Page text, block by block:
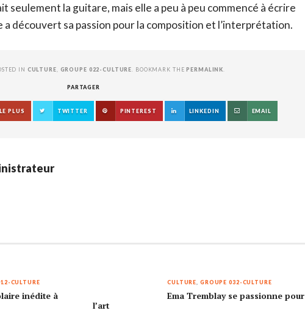
seulement la guitare, mais elle a peu à peu commencé à écrire
a découvert sa passion pour la composition et l’interprétation.
IN CULTURE GROUPE 022-CULTURE . BOOKMARK THEPERMALINK
PARTAGER
PLUS TWITTER PINTEREST LINKEDIN EMAIL
CULTURE
inédite à
CULTURE GROUPE 032-CULTURE
Ema Tremblay se passionne pour
l’art